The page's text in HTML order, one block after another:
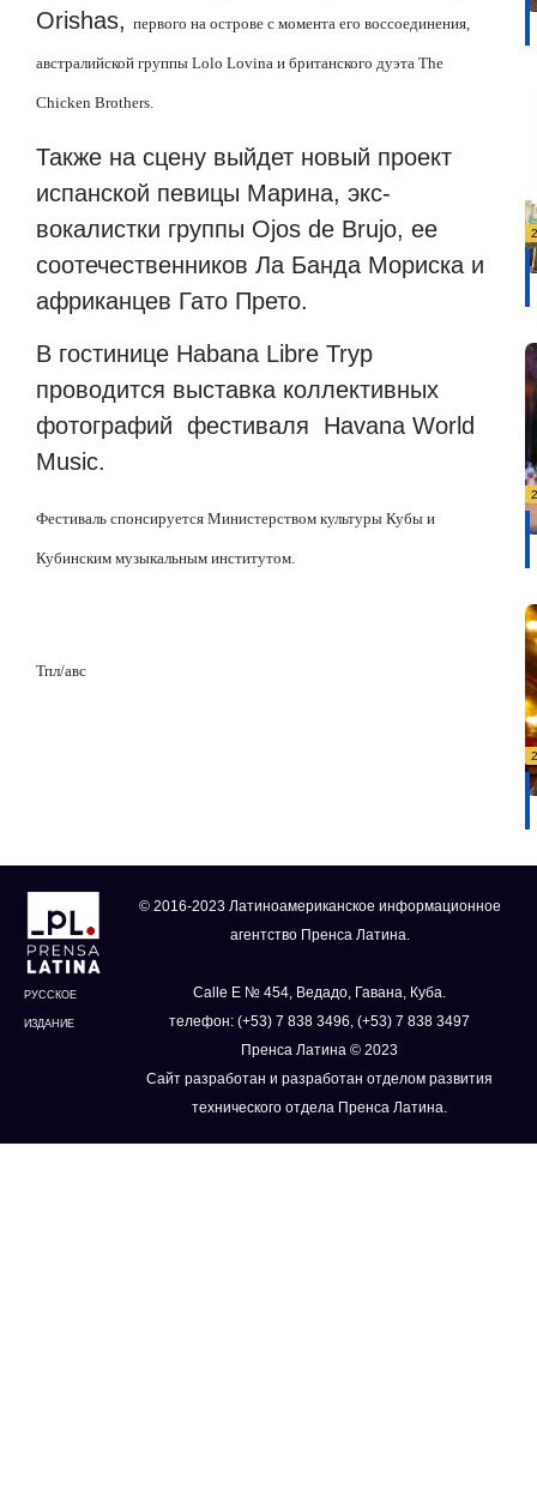
Orishas, первого на острове с момента его воссоединения,
австралийской группы Lolo Lovina и британского дуэта The
Chicken Brothers.
Также на сцену выйдет новый проект
испанской певицы Марина, экс-
вокалистки группы Ojos de Brujo, ее
соотечественников Ла Банда Мориска и
африканцев Гато Прето.
В гостинице Habana Libre Tryp
проводится выставка коллективных
фотографий фестиваля Havana World
Music.
Фестиваль спонсируется Министерством культуры Кубы и
Кубинским музыкальным институтом.
Тпл/авс
РУССКОЕ
ИЗДАНИЕ
© 2016-2023 Латиноамериканское информационное
агентство Пренса Латина.
Calle E № 454, Ведадо, Гавана, Куба.
телефон: (+53) 7 838 3496, (+53) 7 838 3497
Пренса Латина © 2023
Сайт разработан и разработан отделом развития
технического отдела Пренса Латина.